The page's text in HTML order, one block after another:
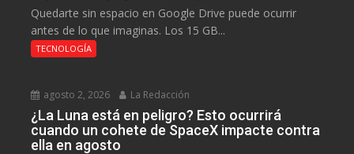
Quedarte sin espacio en Google Drive puede ocurrir
antes de lo que imaginas. Los 15 GB...
TECNOLOGÍA
agosto 2, 2026 La Redacción
¿La Luna está en peligro? Esto ocurrirá
cuando un cohete de SpaceX impacte contra
ella en agosto